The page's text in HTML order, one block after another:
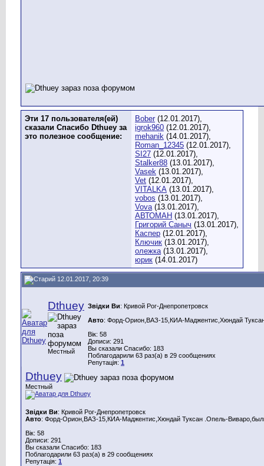
Эти 17 пользователя(ей)
сказали Спасибо Dthuey за
это полезное сообщение:
Bober (12.01.2017),
igrok960 (12.01.2017),
mehanik (14.01.2017),
Roman_12345 (12.01.2017),
SI27 (12.01.2017),
Stalker88 (13.01.2017),
Vasek (13.01.2017),
Vet (12.01.2017),
VITALKA (13.01.2017),
vobos (13.01.2017),
Vova (13.01.2017),
АВТОМАН (13.01.2017),
Григорий Саныч (13.01.2017),
Каспер (12.01.2017),
Ключик (13.01.2017),
олежка (13.01.2017),
юрик (14.01.2017)
12.01.2017, 20:39
Dthuey
Местный
Звідки Ви: Кривой Рог-Днепропетровск
Авто: Форд-Орион,ВАЗ-15,КИА-Маджентис,Хюндай
Вік: 58
Дописи: 291
Вы сказали Спасибо: 183
Поблагодарили 63 раз(а) в 29 сообщениях
Репутація: 1
Dthuey
Местный
Звідки Ви: Кривой Рог-Днепропетровск
Авто: Форд-Орион,ВАЗ-15,КИА-Маджентис,Хюндай Туксан .Опель-
Вік: 58
Дописи: 291
Вы сказали Спасибо: 183
Поблагодарили 63 раз(а) в 29 сообщениях
Репутація: 1